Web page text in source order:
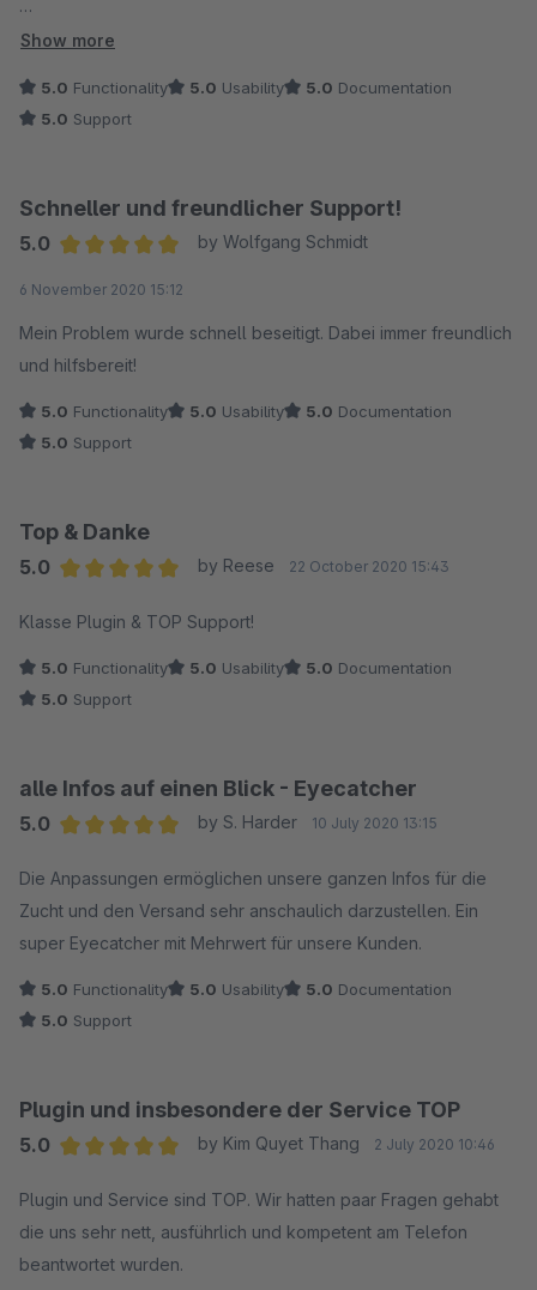
Man kann vieles optimieren und Herr Huebert hat das Plugin
geduldig und zuvorkommend weiterhelfen können. Da die
Detailseite so umfangreich ist, hat das Plugin natürlich noch
anzupassen. Ich freue mich schon auf die weiteren Features,
die dieses Plugin in Zukunft bietet.
Show more
5.0 Functionality 5.0 Usability 5.0 Documentation
5.0 Support
Schneller und freundlicher Support!
5.0
by Wolfgang Schmidt
6 November 2020 15:12
Mein Problem wurde schnell beseitigt. Dabei immer freundlich
und hilfsbereit!
5.0 Functionality 5.0 Usability 5.0 Documentation
5.0 Support
Top & Danke
5.0
by Reese 22 October 2020 15:43
Klasse Plugin & TOP Support!
5.0 Functionality 5.0 Usability 5.0 Documentation
5.0 Support
alle Infos auf einen Blick - Eyecatcher
5.0
by S. Harder 10 July 2020 13:15
Die Anpassungen ermöglichen unsere ganzen Infos für die
Zucht und den Versand sehr anschaulich darzustellen. Ein
super Eyecatcher mit Mehrwert für unsere Kunden.
5.0 Functionality 5.0 Usability 5.0 Documentation
5.0 Support
Plugin und insbesondere der Service TOP
5.0
by Kim Quyet Thang 2 July 2020 10:46
Plugin und Service sind TOP. Wir hatten paar Fragen gehabt
die uns sehr nett, ausführlich und kompetent am Telefon
beantwortet wurden.